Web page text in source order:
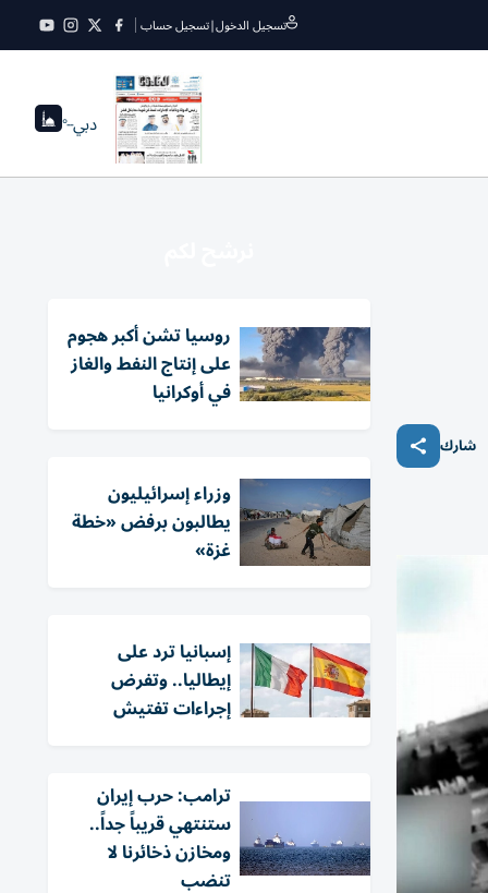
تسجيل الدخول|تسجيل حساب
دبي--°
شارك
روسيا تشن أكبر هجوم
على إنتاج النفط والغاز
في أوكرانيا
وزراء إسرائيليون
يطالبون برفض «خطة
غزة»
إسبانيا ترد على
إيطاليا.. وتفرض
إجراءات تفتيش
ترامب: حرب إيران
ستنتهي قريباً جداً..
ومخازن ذخائرنا لا
تنضب